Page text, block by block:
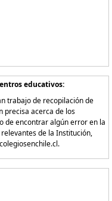
educativos:
trabajo de recopilación de
precisa acerca de los
de encontrar algún error en la
de la Institución,